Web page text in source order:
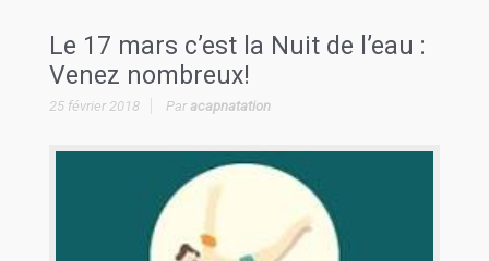
Le 17 mars c’est la Nuit de l’eau :
Venez nombreux!
25 février 2018 Paracapnatation